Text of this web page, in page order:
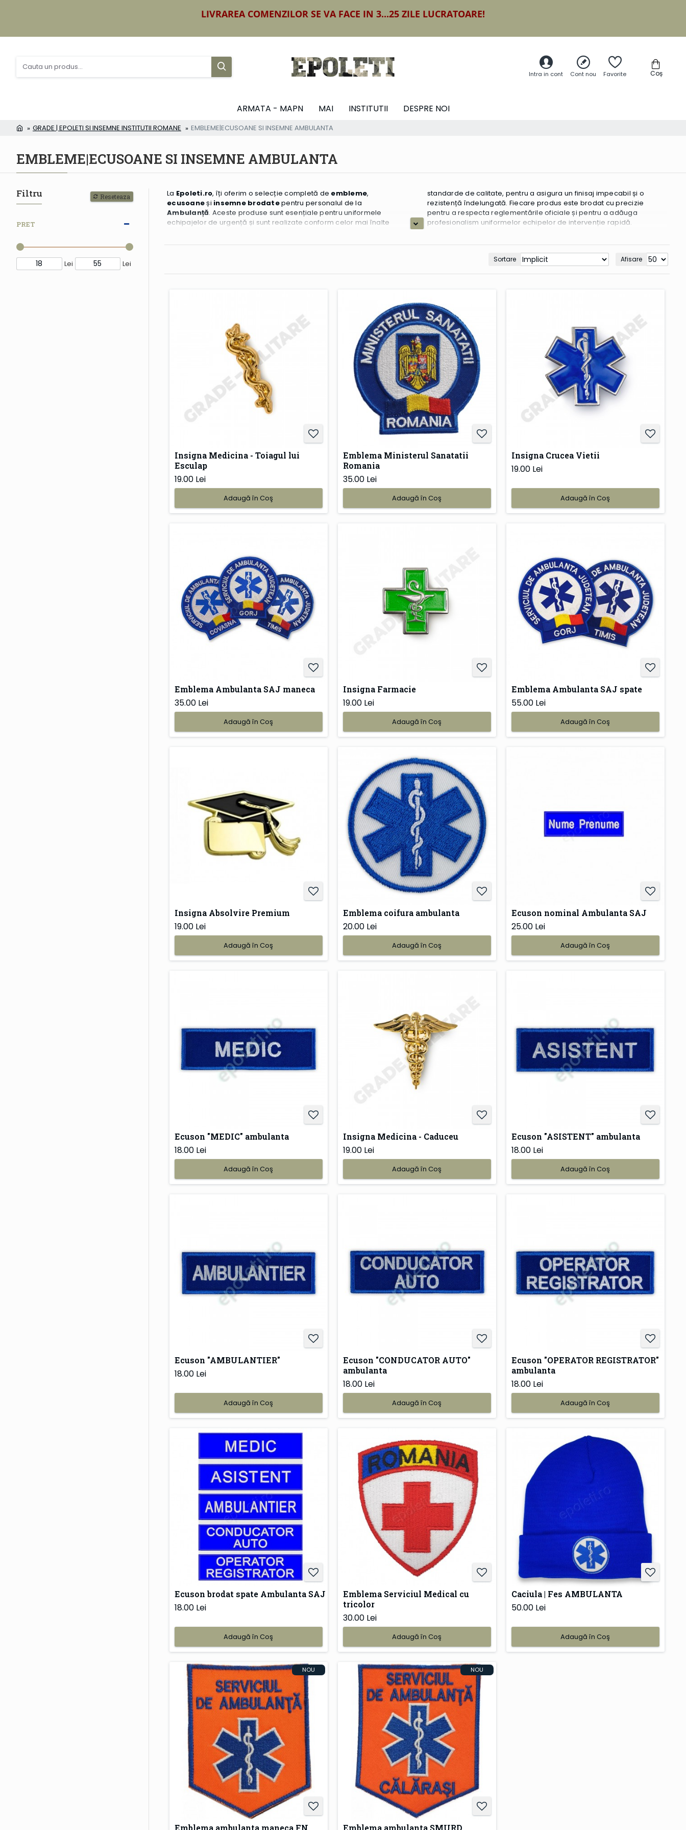
LIVRAREA COMENZILOR SE VA FACE IN 3...25 ZILE LUCRATOARE!
Intra in cont Cont nou Favorite Coș
ARMATA - MAPN MAI INSTITUTII DESPRE NOI
GRADE | EPOLETI SI INSEMNE INSTITUTII ROMANE EMBLEME|ECUSOANE SI INSEMNE AMBULANTA
EMBLEME|ECUSOANE SI INSEMNE AMBULANTA
Filtru Reseteaza
PRET
Lei Lei
La Epoleti.ro, îți oferim o selecție completă de embleme,
ecusoaneși insemne brodatepentru personalul de la
Ambulanță. Aceste produse sunt esențiale pentru uniformele
echipajelor de urgență și sunt realizate conform celor mai înalte
standarde de calitate, pentru a asigura un finisaj impecabil și o
rezistență îndelungată. Fiecare produs este brodat cu precizie
pentru a respecta reglementările oficiale și pentru a adăuga
profesionalism uniformelor echipelor de intervenție rapidă.
Sortare Afisare
Insigna Medicina - Toiagul lui
Esculap
19.00 Lei
Adaugă în Coş
Emblema Ministerul Sanatatii
Romania
35.00 Lei
Adaugă în Coş
Insigna Crucea Vietii
19.00 Lei
Adaugă în Coş
Emblema Ambulanta SAJ maneca
35.00 Lei
Adaugă în Coş
Insigna Farmacie
19.00 Lei
Adaugă în Coş
Emblema Ambulanta SAJ spate
55.00 Lei
Adaugă în Coş
Insigna Absolvire Premium
19.00 Lei
Adaugă în Coş
Emblema coifura ambulanta
20.00 Lei
Adaugă în Coş
Ecuson nominal Ambulanta SAJ
25.00 Lei
Adaugă în Coş
Ecuson "MEDIC" ambulanta
18.00 Lei
Adaugă în Coş
Insigna Medicina - Caduceu
19.00 Lei
Adaugă în Coş
Ecuson "ASISTENT" ambulanta
18.00 Lei
Adaugă în Coş
Ecuson "AMBULANTIER"
18.00 Lei
Adaugă în Coş
Ecuson "CONDUCATOR AUTO"
ambulanta
18.00 Lei
Adaugă în Coş
Ecuson "OPERATOR REGISTRATOR"
ambulanta
18.00 Lei
Adaugă în Coş
Ecuson brodat spate Ambulanta SAJ
18.00 Lei
Adaugă în Coş
Emblema Serviciul Medical cu
tricolor
30.00 Lei
Adaugă în Coş
Caciula | Fes AMBULANTA
50.00 Lei
Adaugă în Coş
NOU
Emblema ambulanta maneca FN
NOU
Emblema ambulanta SMURD